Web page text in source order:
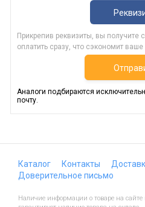
Прикрепив реквизиты, вы получите
оплатить сразу, что сэкономит ваше
Аналоги подбираются
почту.
Каталог Контакты
Доверительное письмо
Наличие информации о товаре на сайте